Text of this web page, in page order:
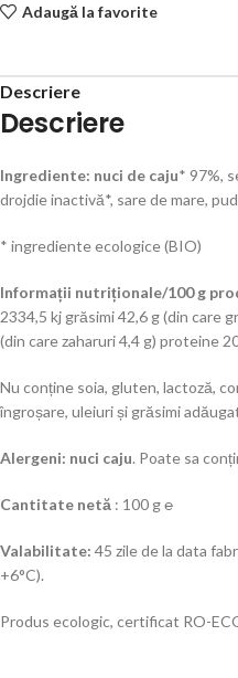
Adaugă la favorite
Descriere
Descriere
Ingrediente: nuci de caju* 97%,
drojdie inactivă*, sare de mare,
* ingrediente ecologice (BIO)
Informații nutriționale/100 g
2334,5 kj grăsimi 42,6 g (din care
(din care zaharuri 4,4 g) proteine
Nu conține soia, gluten, lactoză,
îngroșare, uleiuri și grăsimi
Alergeni: nuci caju. Poate sa
Cantitate netă : 100 g ℮
Valabilitate: 45 zile de la data
+6°C).
Produs ecologic, certificat RO-